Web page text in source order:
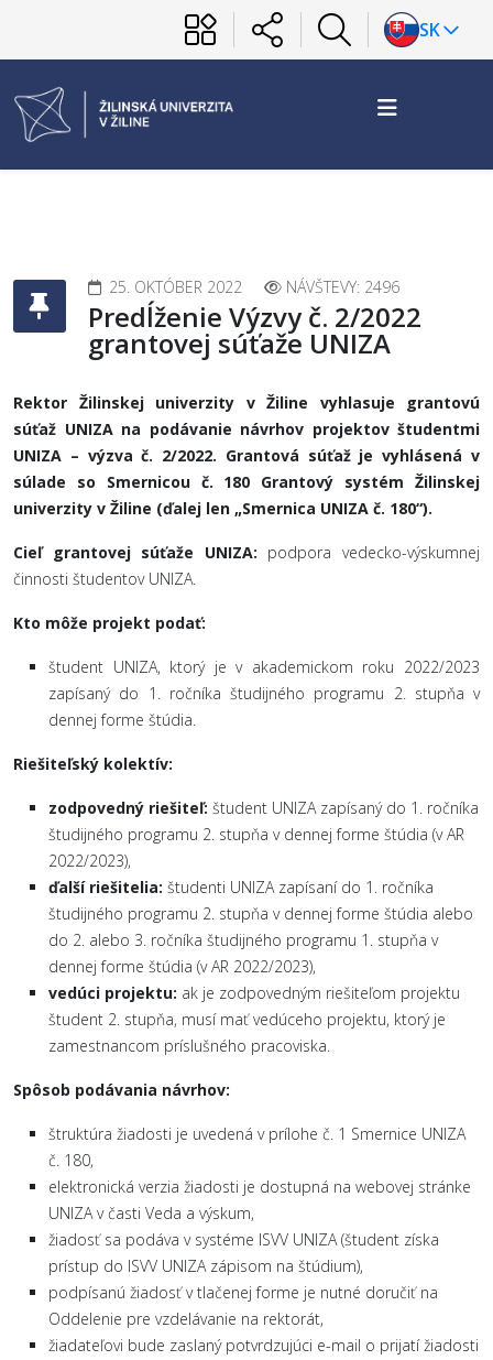
SK
25. OKTÓBER 2022 NÁVŠTEVY: 2496
Predĺženie Výzvy č. 2/2022
grantovej súťaže UNIZA
Rektor Žilinskej univerzity v Žiline vyhlasuje grantovú
súťaž UNIZA na podávanie návrhov projektov študentmi
UNIZA – výzva č. 2/2022. Grantová súťaž je vyhlásená v
súlade so Smernicou č. 180 Grantový systém Žilinskej
univerzity v Žiline (ďalej len „Smernica UNIZA č. 180“).
Cieľ grantovej súťaže UNIZA: podpora vedecko-výskumnej
činnosti študentov UNIZA.
Kto môže projekt podať:
študent UNIZA, ktorý je v akademickom roku 2022/2023
zapísaný do 1. ročníka študijného programu 2. stupňa v
dennej forme štúdia.
Riešiteľský kolektív:
zodpovedný riešiteľ: študent UNIZA zapísaný do 1. ročníka
študijného programu 2. stupňa v dennej forme štúdia (v AR
2022/2023),
ďalší riešitelia: študenti UNIZA zapísaní do 1. ročníka
študijného programu 2. stupňa v dennej forme štúdia alebo
do 2. alebo 3. ročníka študijného programu 1. stupňa v
dennej forme štúdia (v AR 2022/2023),
vedúci projektu: ak je zodpovedným riešiteľom projektu
študent 2. stupňa, musí mať vedúceho projektu, ktorý je
zamestnancom príslušného pracoviska.
Spôsob podávania návrhov:
štruktúra žiadosti je uvedená v prílohe č. 1 Smernice UNIZA
č. 180,
elektronická verzia žiadosti je dostupná na webovej stránke
UNIZA v časti Veda a výskum,
žiadosť sa podáva v systéme ISVV UNIZA (študent získa
prístup do ISVV UNIZA zápisom na štúdium),
podpísanú žiadosť v tlačenej forme je nutné doručiť na
Oddelenie pre vzdelávanie na rektorát,
žiadateľovi bude zaslaný potvrdzujúci e-mail o prijatí žiadosti